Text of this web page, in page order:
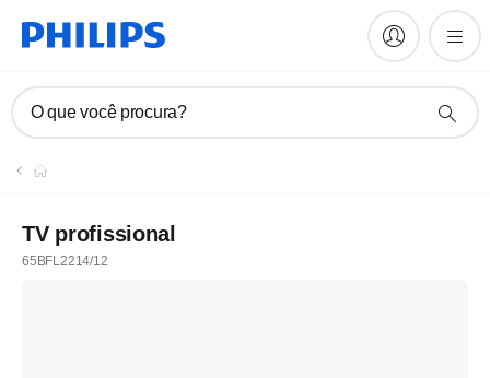
O que você procura?
TV profissional
65BFL2214/12